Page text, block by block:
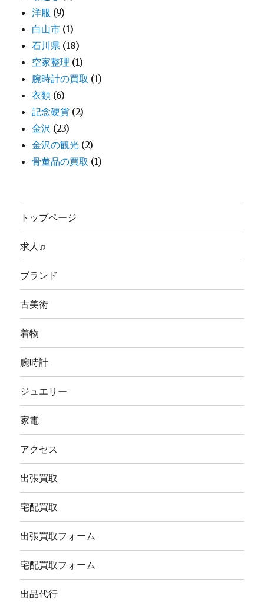
洋服 (9)
白山市 (1)
石川県 (18)
空家整理 (1)
腕時計の買取 (1)
衣類 (6)
記念硬貨 (2)
金沢 (23)
金沢の観光 (2)
骨董品の買取 (1)
トップページ
求人♫
ブランド
古美術
着物
腕時計
ジュエリー
家電
アクセス
出張買取
宅配買取
出張買取フォーム
宅配買取フォーム
出品代行